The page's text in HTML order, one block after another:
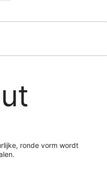
ronde vorm wordt